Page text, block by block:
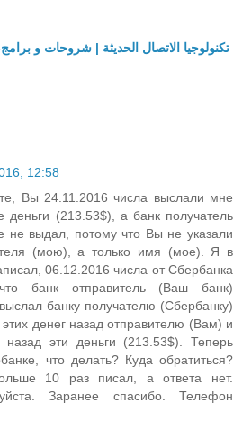
تكنولوجيا الاتصال الحديثة | شروحات و برامج
12:58
Вы 24.11.2016 числа выслали мне
деньги (213.53$), а банк получатель
не выдал, потому что Вы не указали
(мою), а только имя (мое). Я в
06.12.2016 числа от Сбербанка
банк отправитель (Ваш банк)
банку получателю (Сбербанку)
этих денег назад отправителю (Вам) и
эти деньги (213.53$). Теперь
что делать? Куда обратиться?
10 раз писал, а ответа нет.
Заранее спасибо. Телефон